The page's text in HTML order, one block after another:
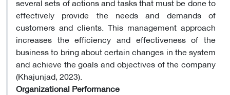
effectively provide the needs and demands of
customers and clients. This management approach
increases the efficiency and effectiveness of the
business to bring about certain changes in the system
and achieve the goals and objectives of the company
(Khajunjad, 2023).
Organizational Performance